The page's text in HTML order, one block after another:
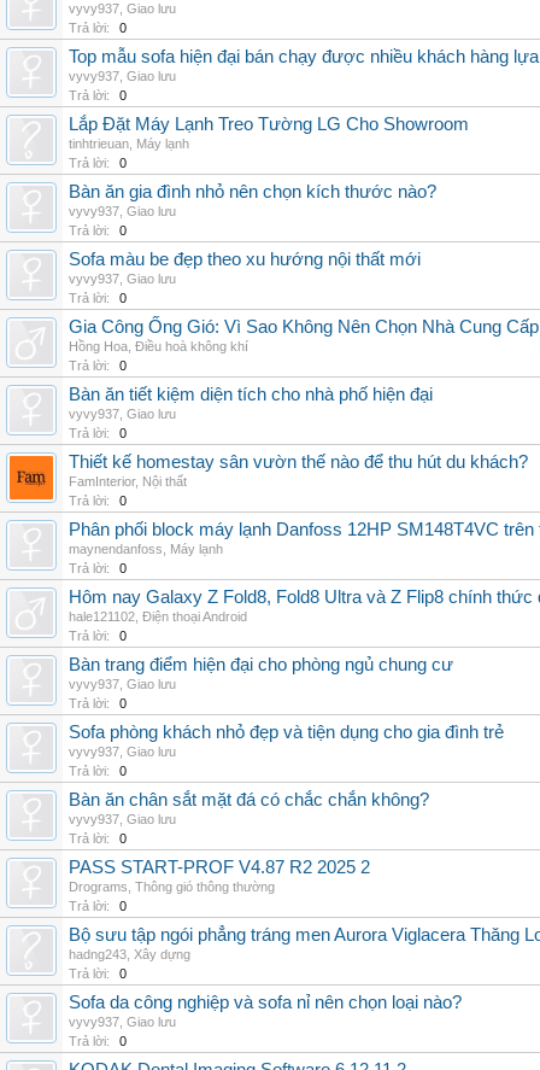
vyvy937 Giao lưu
Trả lời:
0
Top mẫu sofa hiện đại bán chạy được nhiều khách hàng
vyvy937 Giao lưu
Trả lời:
0
Lắp Đặt Máy Lạnh Treo Tường LG Cho Showroom
tinhtrieuan Máy lạnh
Trả lời:
0
Bàn ăn gia đình nhỏ nên chọn kích thước nào?
vyvy937 Giao lưu
Trả lời:
0
Sofa màu be đẹp theo xu hướng nội thất mới
vyvy937 Giao lưu
Trả lời:
0
Gia Công Ống Gió: Vì Sao Không Nên Chọn Nhà Cung
Hồng Hoa Điều hoà không khí
Trả lời:
0
Bàn ăn tiết kiệm diện tích cho nhà phố hiện đại
vyvy937 Giao lưu
Trả lời:
0
Thiết kế homestay sân vườn thế nào để thu hút du khách?
FamInterior, Nội thất
Trả lời:
0
Phân phối block máy lạnh Danfoss 12HP SM148T4VC
maynendanfoss
Máy lạnh
Trả lời:
0
Hôm nay Galaxy Z Fold8, Fold8 Ultra và Z Flip8 chính
hale121102 Điện thoại Android
Trả lời:
0
Bàn trang điểm hiện đại cho phòng ngủ chung cư
vyvy937 Giao lưu
Trả lời:
0
Sofa phòng khách nhỏ đẹp và tiện dụng cho gia đình trẻ
vyvy937 Giao lưu
Trả lời:
0
Bàn ăn chân sắt mặt đá có chắc chắn không?
vyvy937 Giao lưu
Trả lời:
0
PASS START-PROF V4.87 R2 2025 2
Drograms Thông gió thông thường
Trả lời:
0
Bộ sưu tập ngói phẳng tráng men Aurora Viglacera Thăng
hadng243 Xây dựng
Trả lời:
0
Sofa da công nghiệp và sofa nỉ nên chọn loại nào?
vyvy937 Giao lưu
Trả lời:
0